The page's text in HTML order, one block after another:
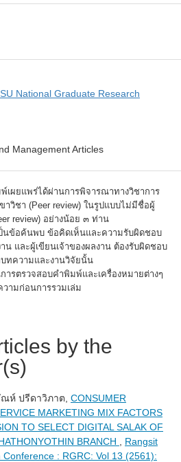
National Graduate Research
Management Articles
เผยแพร่ได้ผ่านการพิจารณาทางวิชาการ
วิชา (Peer review) ในรูปแบบไม่มีชื่อผู้
review) อย่างน้อย ๓ ท่าน
นข้อค้นพบ ข้อคิดเห็นและความรับผิดชอบ
น และผู้เขียนเจ้าของผลงาน ต้องรับผิดชอบ
ทความและงานวิจัยนั้น
รตรวจสอบคำพิมพ์และเครื่องหมายต่างๆ
ามก่อนการรวมเล่ม
by the
ห์ ปรีดาวิภาต, CONSUMER
MARKETING MIX FACTORS
TO SELECT DIGITAL SALAK OF
BRANCH
Rangsit
: RGRC: Vol 13 (2561):